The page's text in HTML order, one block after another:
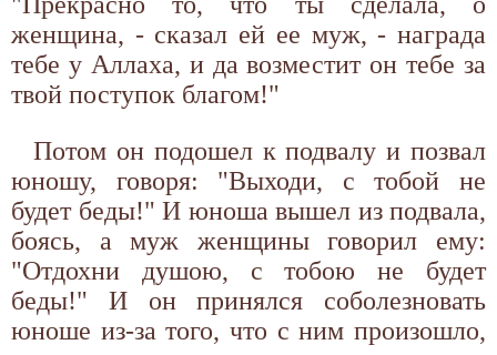
женщина, - сказал ей ее муж, - награда
тебе у Аллаха, и да возместит он тебе за
твой поступок благом!"
Потом он подошел к подвалу и позвал
юношу, говоря: "Выходи, с тобой не
будет беды!" И юноша вышел из подвала,
боясь, а муж женщины говорил ему:
"Отдохни душою, с тобою не будет
беды!" И он принялся соболезновать
юноше из-за того, что с ним произошло,